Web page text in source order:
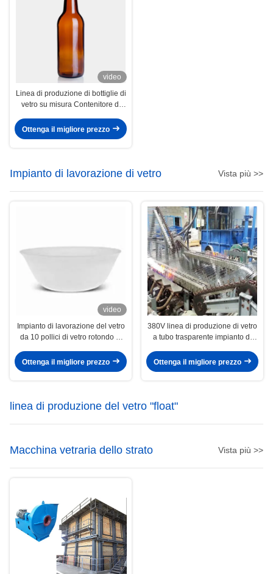
video
Linea di produzione di bottiglie di
vetro su misura Contenitore di
Ottenga il migliore prezzo
Impianto di lavorazione di vetro Vista più >>
video
Impianto di lavorazione del vetro
da 10 pollici di vetro rotondo di
Ottenga il migliore prezzo
380V linea di produzione di vetro
a tubo trasparente impianto di
laboratorio
Ottenga il migliore prezzo
linea di produzione del vetro "float"
Macchina vetraria dello strato Vista più >>